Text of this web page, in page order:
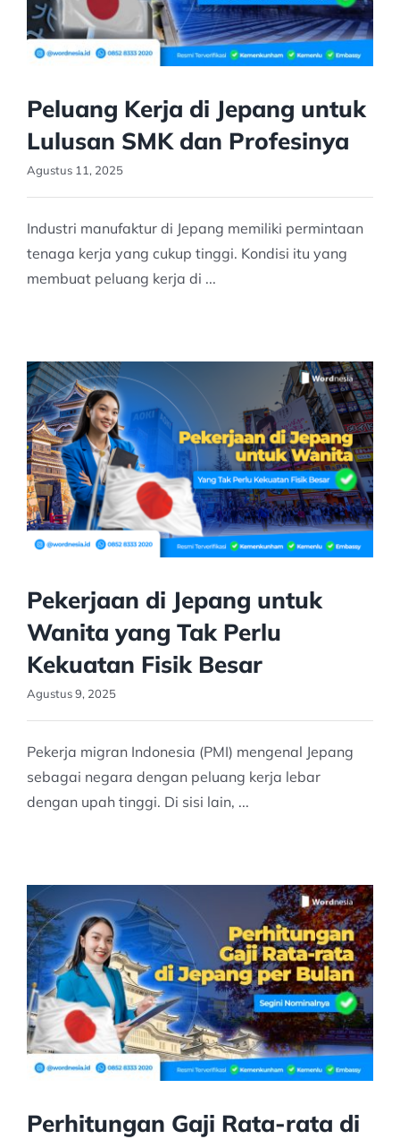
Peluang Kerja di Jepang untuk
Lulusan SMK dan Profesinya
Agustus 11, 2025
Industri manufaktur di Jepang memiliki permintaan
tenaga kerja yang cukup tinggi. Kondisi itu yang
membuat peluang kerja di ...
Pekerjaan di Jepang untuk
Wanita yang Tak Perlu
Kekuatan Fisik Besar
Agustus 9, 2025
Pekerja migran Indonesia (PMI) mengenal Jepang
sebagai negara dengan peluang kerja lebar
dengan upah tinggi. Di sisi lain, ...
Perhitungan Gaji Rata-rata di